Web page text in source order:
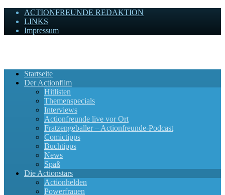
ACTIONFREUNDE REDAKTION
LINKS
Impressum
Startseite
Der Actionfilm
Hitlisten
Themenspecials
Interviews
Actionfreunde live vor Ort
Fratzengeballer – Actionfreunde-Podcast
Comictipps
Buchtipps
News
Spaß
Die Actionstars
Actionhelden
Powerfrauen